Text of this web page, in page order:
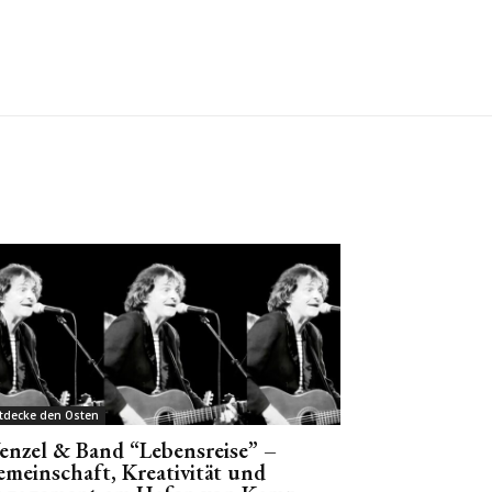
den Osten
& Band “Lebensreise” –
Kreativität und